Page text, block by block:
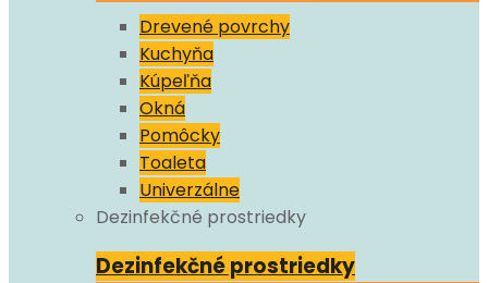
Drevené povrchy
Kuchyňa
Kúpeľňa
Okná
Pomôcky
Toaleta
Univerzálne
Dezinfekčné prostriedky
Dezinfekčné prostriedky